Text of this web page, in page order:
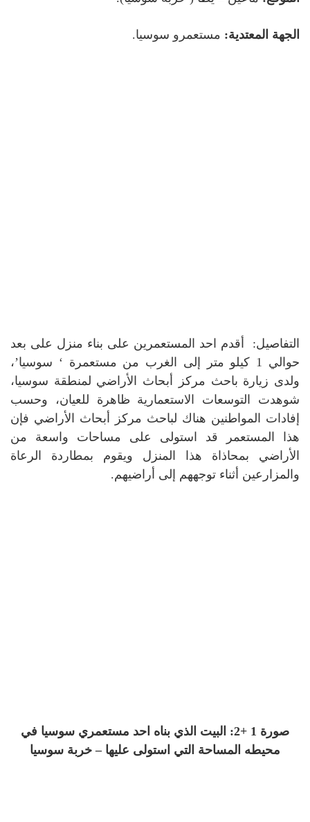
الجهة المعتدية: مستعمرو سوسيا.
التفاصيل: أقدم احد المستعمرين على بناء منزل على بعد
حوالي 1 كيلو متر إلى الغرب من مستعمرة ‘ سوسيا’،
ولدى زيارة باحث مركز أبحاث الأراضي لمنطقة سوسيا،
شوهدت التوسعات الاستعمارية ظاهرة للعيان، وحسب
إفادات المواطنين هناك لباحث مركز أبحاث الأراضي فإن
هذا المستعمر قد استولى على مساحات واسعة من
الأراضي بمحاذاة هذا المنزل ويقوم بمطاردة الرعاة
والمزارعين أثناء توجههم إلى أراضيهم.
صورة 1 +2: البيت الذي بناه احد مستعمري سوسيا في
محيطه المساحة التي استولى عليها – خربة سوسيا